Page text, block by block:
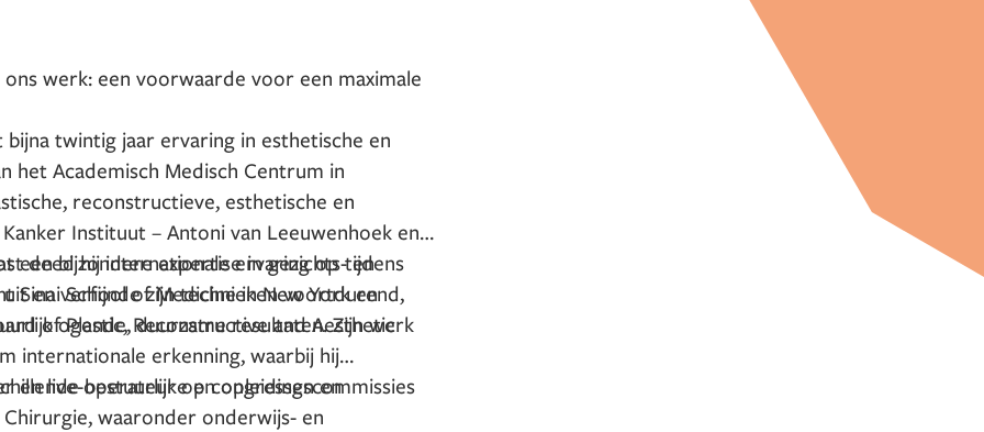
werk: een voorwaarde voor een maximale
twintig jaar ervaring in esthetische en
het Academisch Medisch Centrum in
reconstructieve, esthetische en
Instituut – Antoni van Leeuwenhoek en
deed hij internationale ervaring op tijdens
Sinai School of Medicine in New York en
of Plastic, Reconstructive and Aesthetic
een bijzondere expertise in gezichts- en
en verfijnde zijn technieken voortdurend,
ogende, duurzame resultaten. Zijn werk
internationale erkenning, waarbij hij
en live-operateur op congressen en
bestuurlijke en opleidingscommissies
waaronder onderwijs- en